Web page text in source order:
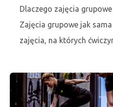
Dlaczego zajęcia
Zajęcia grupowe jak
zajęcia, na których